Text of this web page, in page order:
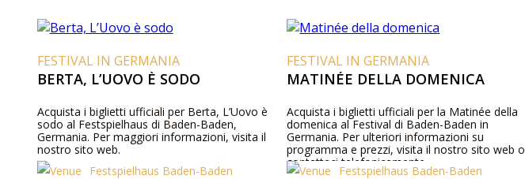
FESTIVAL IN GERMANIA
BERTA, L’UOVO È SODO
Acquista i biglietti ufficiali per Berta, L’Uovo è
sodo al Festspielhaus di Baden-Baden,
Germania. Per maggiori informazioni, visita il
nostro sito web.
Festspielhaus Baden-Baden
FESTIVAL IN GERMANIA
MATINÉE DELLA DOMENICA
Acquista i biglietti ufficiali per la Matinée della
domenica al Festival di Baden-Baden in
Germania. Per ulteriori informazioni su
programma e prezzi, visita il nostro sito web o
contattaci telefonicamente.
Festspielhaus Baden-Baden